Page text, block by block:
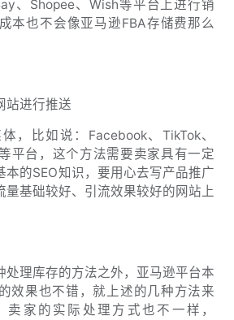
、Shopee、Wish等平台上进行销
本也不会像亚马逊FBA存储费那么
站进行推送
，比如说：Facebook、TikTok、
平台，这个方法需要卖家具有一定
本的SEO知识，要用心去写产品推广
量基础较好、引流效果较好的网站上
处理库存的方法之外，亚马逊平台本
效果也不错，就上述的几种方法来
家的实际处理方式也不一样，